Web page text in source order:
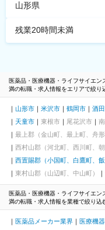
山形県
残業20時間未満
医薬品・医療機器・ライフサイエ
満の転職・求人情報をエリアで絞り
山形市 米沢市 鶴岡市 酒
天童市
東根市 尾花沢市
最上郡（金山町、最上町、舟
西村山郡（河北町、西川町、朝
西置賜郡（小国町、白鷹町、飯
東村山郡（山辺町、中山町）
医薬品・医療機器・ライフサイエ
満の転職・求人情報を業種で絞り込
医薬品メーカー業界 医療機